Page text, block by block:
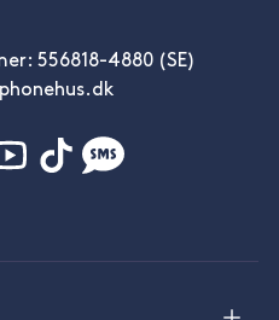
556818-4880 (SE)